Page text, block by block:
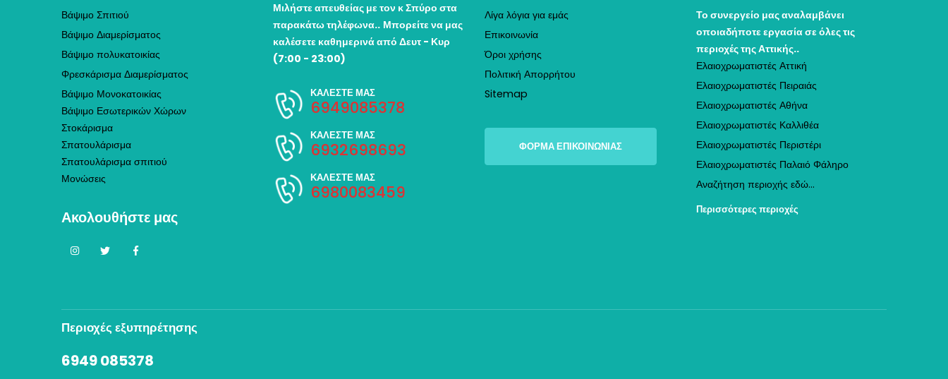
Βάψιμο Σπιτιού
Βάψιμο Διαμερίσματος
Βάψιμο πολυκατοικίας
Φρεσκάρισμα Διαμερίσματος
Βάψιμο Μονοκατοικίας
Βάψιμο Εσωτερικών Χώρων
Στοκάρισμα
Σπατουλάρισμα
Σπατουλάρισμα σπιτιού
Μονώσεις
Ακολουθήστε μας
Μιλήστε απευθείας με τον κ Σπύρο στα
παρακάτω τηλέφωνα.. Μπορείτε να μας
καλέσετε καθημερινά από Δευτ - Κυρ
(7:00 - 23:00)
ΚΑΛΕΣΤΕ ΜΑΣ
6949085378
ΚΑΛΕΣΤΕ ΜΑΣ
6932698693
ΚΑΛΕΣΤΕ ΜΑΣ
6980083459
Λίγα λόγια για εμάς
Επικοινωνία
Όροι χρήσης
Πολιτική Απορρήτου
Sitemap
ΦΟΡΜΑ ΕΠΙΚΟΙΝΩΝΙΑΣ
Το συνεργείο μας αναλαμβάνει
οποιαδήποτε εργασία σε όλες τις
περιοχές της Αττικής..
Ελαιοχρωματιστές Αττική
Ελαιοχρωματιστές Πειραιάς
Ελαιοχρωματιστές Αθήνα
Ελαιοχρωματιστές Καλλιθέα
Ελαιοχρωματιστές Περιστέρι
Ελαιοχρωματιστές Παλαιό Φάληρο
Αναζήτηση περιοχής εδώ...
Περισσότερες περιοχές
Περιοχές εξυπηρέτησης
6949 085378